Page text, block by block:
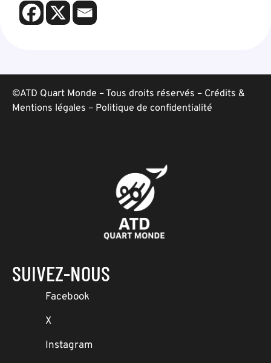
©ATD Quart Monde – Tous droits réservés – Crédits &
Mentions légales – Politique de confidentialité
SUIVEZ-NOUS
Facebook
X
Instagram